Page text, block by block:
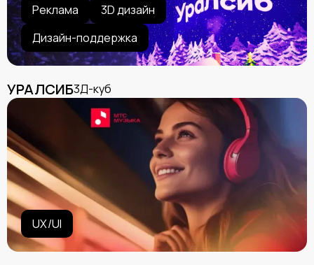
Реклама
3D дизайн
Дизайн-поддержка
УРАЛСИБ3Д-куб
UX/UI